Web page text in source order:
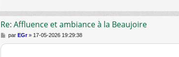
Re: Affluence et ambiance à la Beaujoire
M
par EGr» 17-05-2026 19:29:38